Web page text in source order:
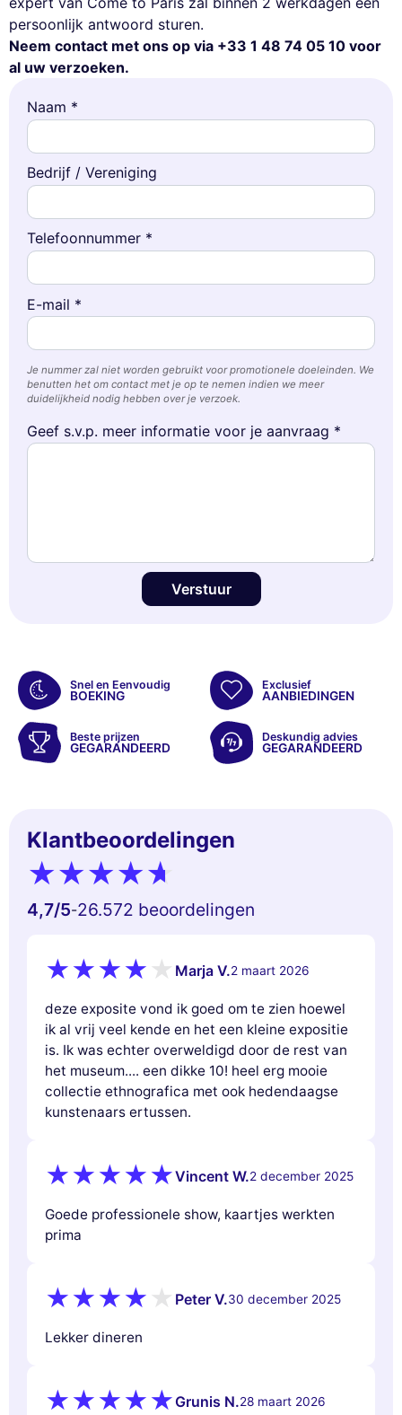
persoonlijk antwoord sturen.
Neem contact met ons op via +33 1 48 74 05 10 voor
al uw verzoeken.
Naam *
Bedrijf / Vereniging
Telefoonnummer *
E-mail *
Je nummer zal niet worden gebruikt voor promotionele doeleinden. We
benutten het om contact met je op te nemen indien we meer
duidelijkheid nodig hebben over je verzoek.
Geef s.v.p. meer informatie voor je aanvraag *
Verstuur
Snel en Eenvoudig
BOEKING
Exclusief
AANBIEDINGEN
Beste prijzen
GEGARANDEERD
Deskundig advies
GEGARANDEERD
Klantbeoordelingen
4,7/5-26.572 beoordelingen
Marja V.2 maart 2026
deze exposite vond ik goed om te zien hoewel
ik al vrij veel kende en het een kleine expositie
is. Ik was echter overweldigd door de rest van
het museum.... een dikke 10! heel erg mooie
collectie ethnografica met ook hedendaagse
kunstenaars ertussen.
Vincent W.2 december 2025
Goede professionele show, kaartjes werkten
prima
Peter V.30 december 2025
Lekker dineren
Grunis N.28 maart 2026